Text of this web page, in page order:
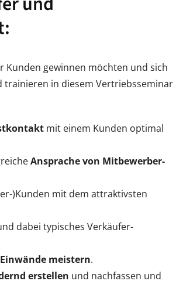
gewinnen möchten und sich
trainieren in diesem Vertriebsseminar
mit einem Kunden optimal
Ansprache von Mitbewerber-
)Kunden mit dem attraktivsten
dabei typisches Verkäufer-
Einwände meistern.
erstellen und nachfassen und